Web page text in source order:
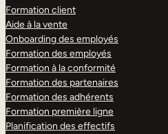
Formation client
Aide à la vente
Onboarding des employés
Formation des employés
Formation à la conformité
Formation des partenaires
Formation des adhérents
Formation première ligne
Planification des effectifs